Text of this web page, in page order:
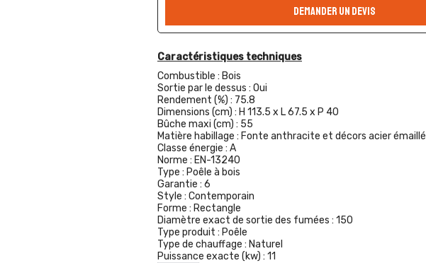
DEMANDER UN DEVIS
Caractéristiques techniques
Combustible : Bois
Sortie par le dessus : Oui
Rendement (%) : 75.8
Dimensions (cm) : H 113.5 x L 67.5 x P 40
Bûche maxi (cm) : 55
Matière habillage : Fonte anthracite et décors acier émaillé
Classe énergie : A
Norme : EN-13240
Type : Poêle à bois
Garantie : 6
Style : Contemporain
Forme : Rectangle
Diamètre exact de sortie des fumées : 150
Type produit : Poêle
Type de chauffage : Naturel
Puissance exacte (kw) : 11